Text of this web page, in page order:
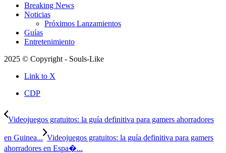
Breaking News
Noticias
Próximos Lanzamientos
Guías
Entretenimiento
2025 © Copyright - Souls-Like
Link to X
CDP
Videojuegos gratuitos: la guía definitiva para gamers ahorradores
en Guinea... Videojuegos gratuitos: la guía definitiva para gamers
ahorradores en Espa�...